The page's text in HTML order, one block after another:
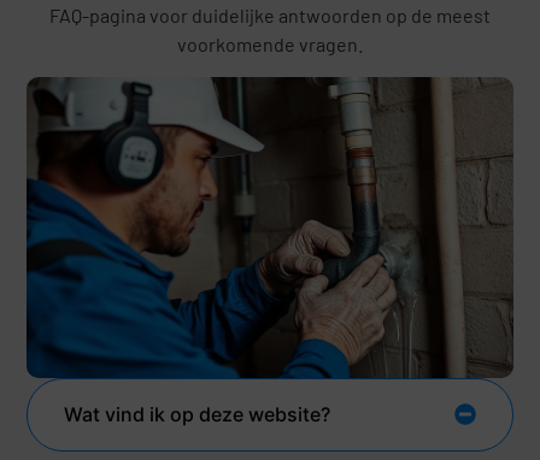
FAQ-pagina voor duidelijke antwoorden op de meest
voorkomende vragen.
Wat vind ik op deze website?